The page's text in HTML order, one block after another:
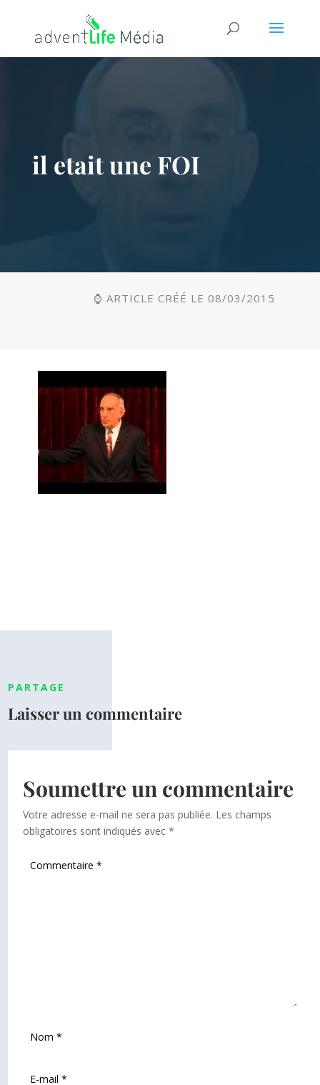
il etait une FOI
⌚ ARTICLE CRÉÉ LE 08/03/2015
PARTAGE
Laisser un commentaire
Soumettre un commentaire
Votre adresse e-mail ne sera pas publiée. Les champs
obligatoires sont indiqués avec*